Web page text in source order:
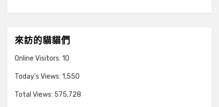
來訪的貓貓們
Online Visitors: 10
Today's Views: 1,550
Total Views: 575,728